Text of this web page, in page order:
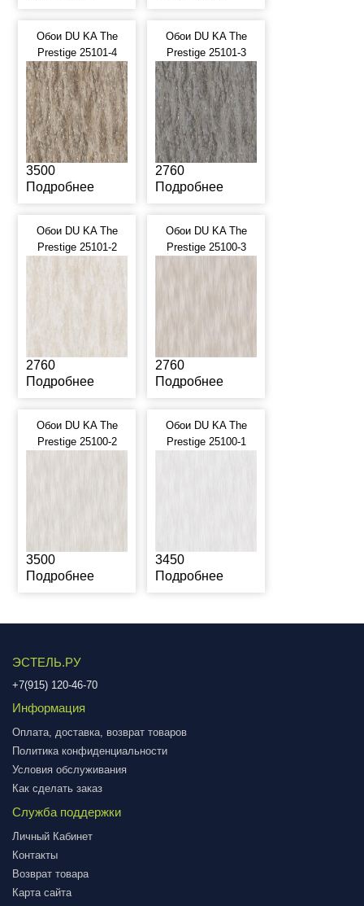
Обои DU KA The
Prestige 25101-4
3500
Подробнее
Обои DU KA The
Prestige 25101-3
2760
Подробнее
Обои DU KA The
Prestige 25101-2
2760
Подробнее
Обои DU KA The
Prestige 25100-3
2760
Подробнее
Обои DU KA The
Prestige 25100-2
3500
Подробнее
Обои DU KA The
Prestige 25100-1
3450
Подробнее
ЭСТЕЛЬ.РУ
+7(915) 120-46-70
Информация
Оплата, доставка, возврат товаров
Политика конфиденциальности
Условия обслуживания
Как сделать заказ
Служба поддержки
Личный Кабинет
Контакты
Возврат товара
Карта сайта